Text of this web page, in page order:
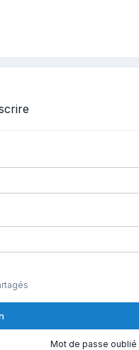
Mot de passe oublié